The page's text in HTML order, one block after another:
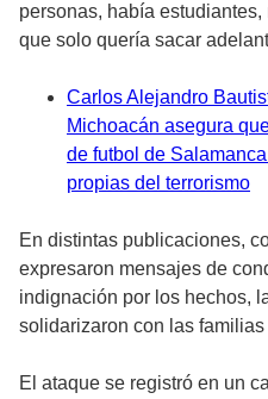
personas, había
que solo quería sacar
Carlos Alejandro
Michoacán asegura
de futbol de
propias del terrorismo
En distintas publicaciones,
expresaron mensajes de
indignación por los hechos,
solidarizaron con las familias
El ataque se registró en un